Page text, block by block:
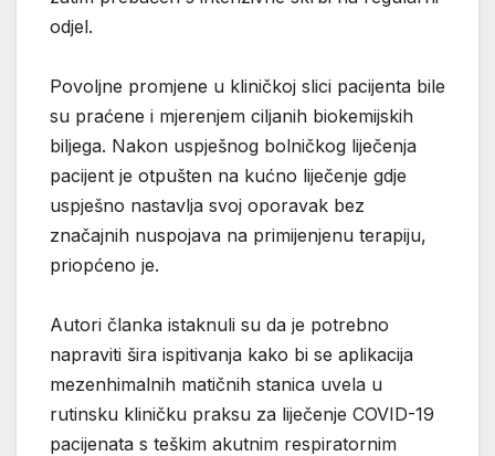
odjel.
Povoljne promjene u kliničkoj slici pacijenta bile
su praćene i mjerenjem ciljanih biokemijskih
biljega. Nakon uspješnog bolničkog liječenja
pacijent je otpušten na kućno liječenje gdje
uspješno nastavlja svoj oporavak bez
značajnih nuspojava na primijenjenu terapiju,
priopćeno je.
Autori članka istaknuli su da je potrebno
napraviti šira ispitivanja kako bi se aplikacija
mezenhimalnih matičnih stanica uvela u
rutinsku kliničku praksu za liječenje COVID-19
pacijenata s teškim akutnim respiratornim